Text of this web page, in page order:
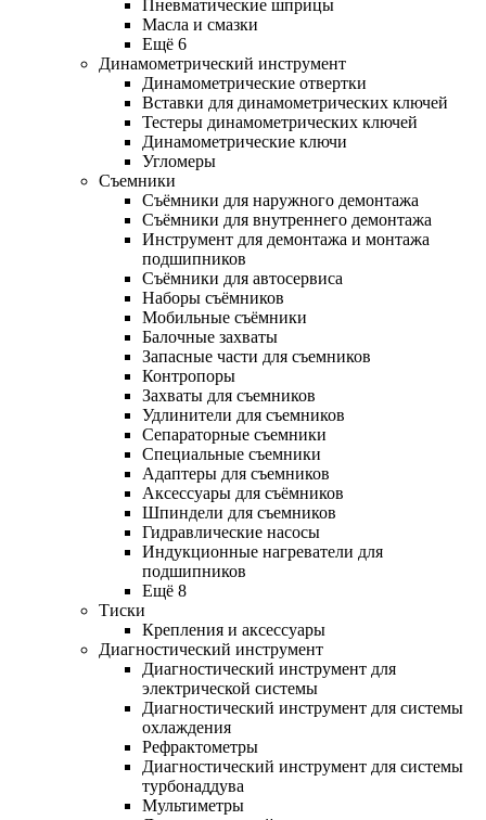
Пневматические шприцы
Масла и смазки
Ещё 6
Динамометрический инструмент
Динамометрические отвертки
Вставки для динамометрических ключей
Тестеры динамометрических ключей
Динамометрические ключи
Угломеры
Съемники
Съёмники для наружного демонтажа
Съёмники для внутреннего демонтажа
Инструмент для демонтажа и монтажа
подшипников
Съёмники для автосервиса
Наборы съёмников
Мобильные съёмники
Балочные захваты
Запасные части для съемников
Контропоры
Захваты для съемников
Удлинители для съемников
Сепараторные съемники
Специальные съемники
Адаптеры для съемников
Аксессуары для съёмников
Шпиндели для съемников
Гидравлические насосы
Индукционные нагреватели для
подшипников
Ещё 8
Тиски
Крепления и аксессуары
Диагностический инструмент
Диагностический инструмент для
электрической системы
Диагностический инструмент для системы
охлаждения
Рефрактометры
Диагностический инструмент для системы
турбонаддува
Мультиметры